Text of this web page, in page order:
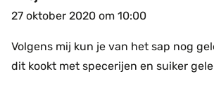
27 oktober 2020 om 10:00
Volgens mij kun je van het sap nog
dit kookt met specerijen en suiker